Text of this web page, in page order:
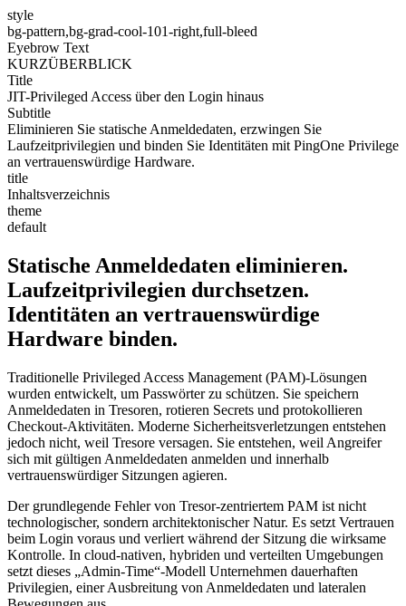
style
bg-pattern,bg-grad-cool-101-right,full-bleed
Eyebrow Text
KURZÜBERBLICK
Title
JIT-Privileged Access über den Login hinaus
Subtitle
Eliminieren Sie statische Anmeldedaten, erzwingen Sie
Laufzeitprivilegien und binden Sie Identitäten mit PingOne Privilege
an vertrauenswürdige Hardware.
title
Inhaltsverzeichnis
theme
default
Statische Anmeldedaten eliminieren.
Laufzeitprivilegien durchsetzen.
Identitäten an vertrauenswürdige
Hardware binden.
Traditionelle Privileged Access Management (PAM)-Lösungen
wurden entwickelt, um Passwörter zu schützen. Sie speichern
Anmeldedaten in Tresoren, rotieren Secrets und protokollieren
Checkout-Aktivitäten. Moderne Sicherheitsverletzungen entstehen
jedoch nicht, weil Tresore versagen. Sie entstehen, weil Angreifer
sich mit gültigen Anmeldedaten anmelden und innerhalb
vertrauenswürdiger Sitzungen agieren.
Der grundlegende Fehler von Tresor-zentriertem PAM ist nicht
technologischer, sondern architektonischer Natur. Es setzt Vertrauen
beim Login voraus und verliert während der Sitzung die wirksame
Kontrolle. In cloud-nativen, hybriden und verteilten Umgebungen
setzt dieses „Admin-Time“-Modell Unternehmen dauerhaften
Privilegien, einer Ausbreitung von Anmeldedaten und lateralen